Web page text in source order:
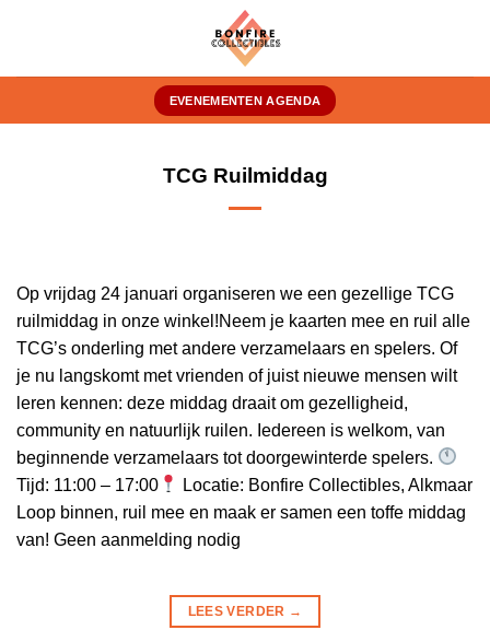
EVENEMENTEN AGENDA
TCG Ruilmiddag
Op vrijdag 24 januari organiseren we een gezellige TCG
ruilmiddag in onze winkel!Neem je kaarten mee en ruil alle
TCG’s onderling met andere verzamelaars en spelers. Of
je nu langskomt met vrienden of juist nieuwe mensen wilt
leren kennen: deze middag draait om gezelligheid,
community en natuurlijk ruilen. Iedereen is welkom, van
beginnende verzamelaars tot doorgewinterde spelers.
Tijd: 11:00 – 17:00
Locatie: Bonfire Collectibles, Alkmaar
Loop binnen, ruil mee en maak er samen een toffe middag
van! Geen aanmelding nodig
LEES VERDER →